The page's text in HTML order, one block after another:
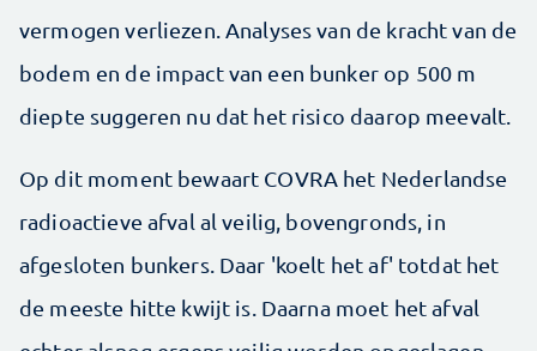
vermogen verliezen. Analyses van de kracht van de
bodem en de impact van een bunker op 500 m
diepte suggeren nu dat het risico daarop meevalt.
Op dit moment bewaart COVRA het Nederlandse
radioactieve afval al veilig, bovengronds, in
afgesloten bunkers. Daar 'koelt het af' totdat het
de meeste hitte kwijt is. Daarna moet het afval